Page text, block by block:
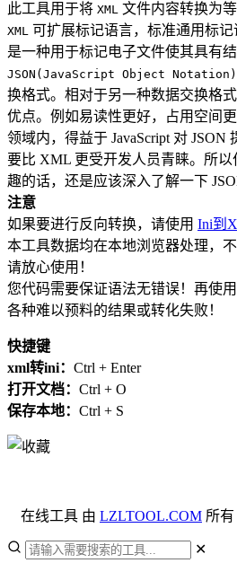
此工具用于将 XML 文件内容转换为
XML 可扩展标记语言，标准通用标记
是一种用于标记电子文件使其具有
JSON(JavaScript Object Notation)
换格式。相对于另一种数据交换格
优点。例如易读性更好，占用空间
领域内，得益于 JavaScript 对 JSON
要比 XML 更受开发人员青睐。所
趣的话，还是应该深入了解一下
注意
如果要进行反向转换，请使用 Ini到
本工具数据均在本地浏览器处理，
请放心使用！
您代码需要保证语法无错误！再使
各种难以预料的结果或转化失败！
快捷键
xml转ini： Ctrl + Enter
打开文档： Ctrl + O
保存本地： Ctrl + S
在线工具 由 LZLTOOL.COM 所有
✕